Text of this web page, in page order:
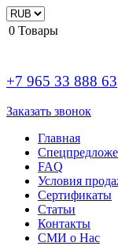
0 Товары
+7 965 33 888 63
Заказать звонок
Главная
FAQ
Условия
Сертификаты
Статьи
Контакты
СМИ о Нас